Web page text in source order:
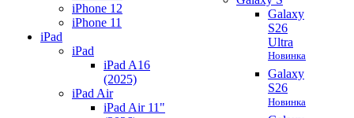
iPhone 12
iPhone 11
iPad
iPad
iPad A16
(2025)
iPad Air
iPad Air 11"
Galaxy
S26
Ultra
Новинка
Galaxy
S26
Новинка